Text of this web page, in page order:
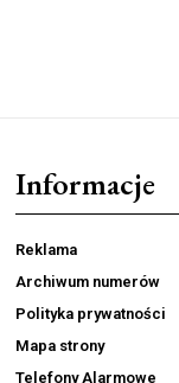
Informacje
Reklama
Archiwum numerów
Polityka prywatności
Mapa strony
Telefony Alarmowe